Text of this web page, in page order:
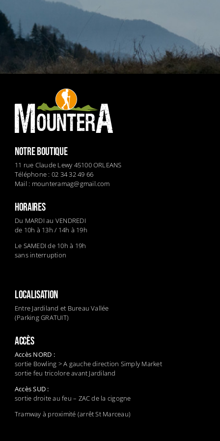
NOTRE BOUTIQUE
11 rue Claude Lewy 45100 ORLEANS
Téléphone : 02 34 32 49 66
Mail : mounteramag@gmail.com
HORAIRES
Du MARDI au VENDREDI
de 10h à 13h / 14h à 19h
Le SAMEDI de 10h à 19h
sans interruption
LOCALISATION
Entre Jardiland et Bureau Vallée
(Parking GRATUIT)
ACCÈS
Accès NORD :
sortie Bowling > A gauche direction Simply Market
sortie feu tricolore avant Jardiland
Accès SUD :
sortie droite au feu – ZAC de la cigogne
Tramway à proximité (arrêt St Marceau)